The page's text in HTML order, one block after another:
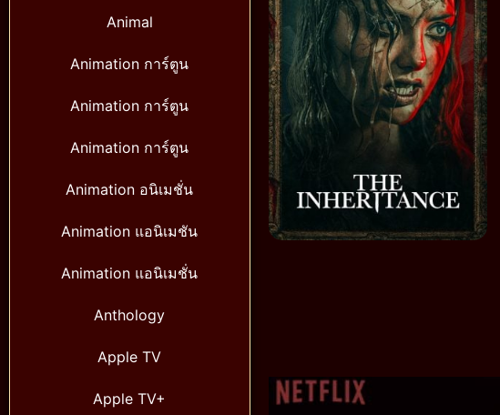
Animal
Animation การ์ตูน
Animation การ์ตูน
Animation การ์ตูน
Animation อนิเมชั่น
Animation แอนิเมชัน
Animation แอนิเมชั่น
Anthology
Apple TV
Apple TV+